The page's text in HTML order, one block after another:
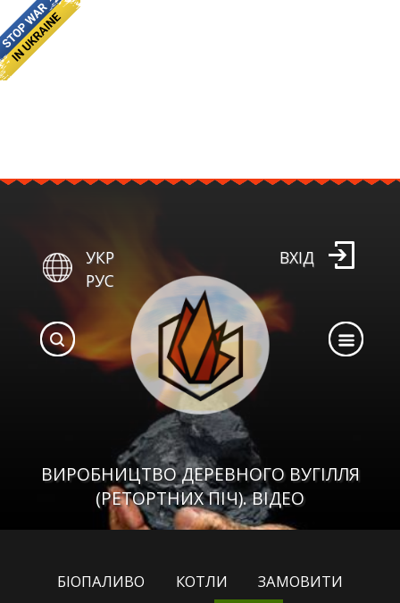
ВИРОБНИЦТВО ДЕРЕВНОГО ВУГІЛЛЯ
(РЕТОРТНИХ ПІЧ). ВІДЕО
УКР
РУС
ВХІД
БІОПАЛИВО КОТЛИ
ЗАМОВИТИ